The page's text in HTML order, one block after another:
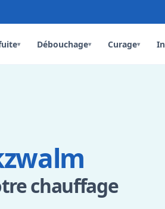
▾ Débouchage▾ Curage▾
chauffage